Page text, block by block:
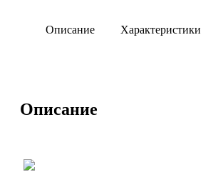
Описание Характеристики
Описание